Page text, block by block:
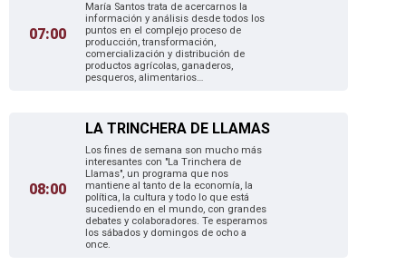
07:00
María Santos trata de acercarnos la
información y análisis desde todos los
puntos en el complejo proceso de
producción, transformación,
comercialización y distribución de
productos agrícolas, ganaderos,
pesqueros, alimentarios…
08:00
LA TRINCHERA DE LLAMAS
Los fines de semana son mucho más
interesantes con "La Trinchera de
Llamas", un programa que nos
mantiene al tanto de la economía, la
política, la cultura y todo lo que está
sucediendo en el mundo, con grandes
debates y colaboradores. Te esperamos
los sábados y domingos de ocho a
once.